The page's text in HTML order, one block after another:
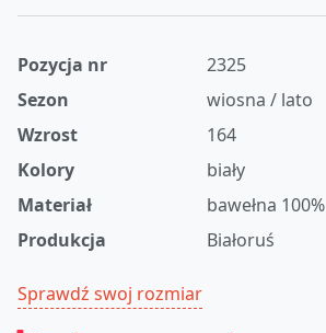
Pozycja nr
2325
Sezon
wiosna / lato
Wzrost
164
Kolory
biały
Materiał
bawełna 100%
Produkcja
Białoruś
Sprawdź swoj rozmiar